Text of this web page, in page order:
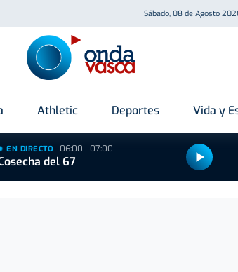
Sábado, 08 de Agosto
Athletic Deportes Vida y
EN DIRECTO 06:00 - 07:00
del 67